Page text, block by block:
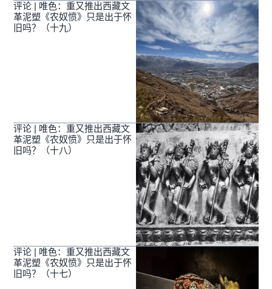
评论 | 唯色：重又推出西藏文
革泥塑《农奴愤》只是出于怀
旧吗？（十九）
评论 | 唯色：重又推出西藏文
革泥塑《农奴愤》只是出于怀
旧吗？（十八）
评论 | 唯色：重又推出西藏文
革泥塑《农奴愤》只是出于怀
旧吗？（十七）